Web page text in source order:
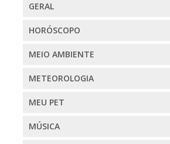
GERAL
HORÓSCOPO
MEIO AMBIENTE
METEOROLOGIA
MEU PET
MÚSICA